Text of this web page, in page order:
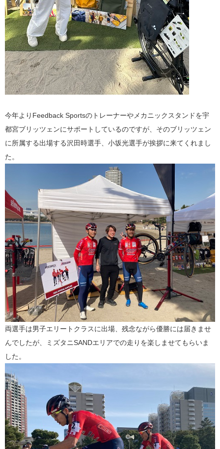
今年よりFeedback Sportsのトレーナーやメカニックスタンドを宇
都宮ブリッツェンにサポートしているのですが、そのブリッツェン
に所属する出場する沢田時選手、小坂光選手が挨拶に来てくれまし
た。
両選手は男子エリートクラスに出場、残念ながら優勝には届きませ
んでしたが、ミズタニSANDエリアでの走りを楽しませてもらいま
した。